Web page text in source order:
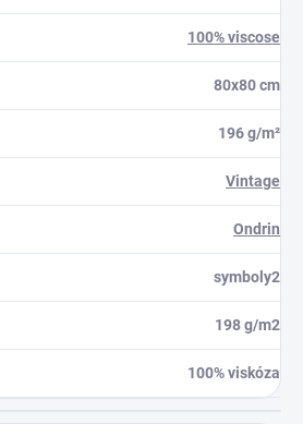
100% viscose
80x80 cm
196 g/m²
Vintage
Ondrin
symboly2
198 g/m2
100% viskóza